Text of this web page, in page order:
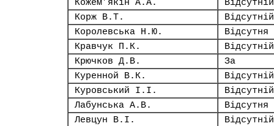
Кожем’якін А.А.
Відсутній
Корж В.Т.
Відсутній
Королевська Н.Ю.
Відсутня
Кравчук П.К.
Відсутній
Крючков Д.В.
За
Куренной В.К.
Відсутній
Куровський І.І.
Відсутній
Лабунська А.В.
Відсутня
Левцун В.І.
Відсутній